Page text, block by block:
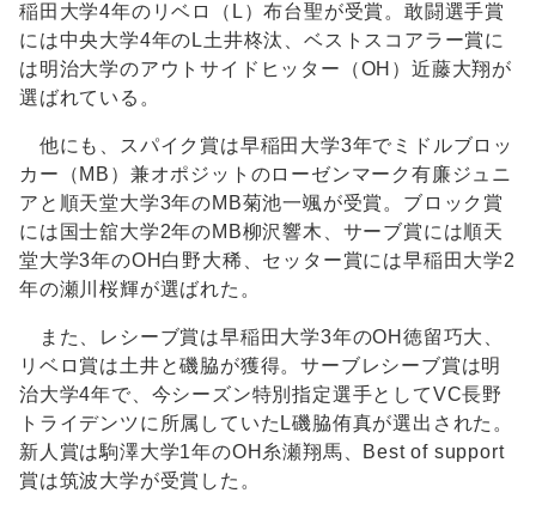
稲田大学4年のリベロ（L）布台聖が受賞。敢闘選手賞
には中央大学4年のL土井柊汰、ベストスコアラー賞に
は明治大学のアウトサイドヒッター（OH）近藤大翔が
選ばれている。
他にも、スパイク賞は早稲田大学3年でミドルブロッ
カー（MB）兼オポジットのローゼンマーク有廉ジュニ
アと順天堂大学3年のMB菊池一颯が受賞。ブロック賞
には国士舘大学2年のMB柳沢響木、サーブ賞には順天
堂大学3年のOH白野大稀、セッター賞には早稲田大学2
年の瀬川桜輝が選ばれた。
また、レシーブ賞は早稲田大学3年のOH徳留巧大、
リベロ賞は土井と磯脇が獲得。サーブレシーブ賞は明
治大学4年で、今シーズン特別指定選手としてVC長野
トライデンツに所属していたL磯脇侑真が選出された。
新人賞は駒澤大学1年のOH糸瀬翔馬、Best of support
賞は筑波大学が受賞した。